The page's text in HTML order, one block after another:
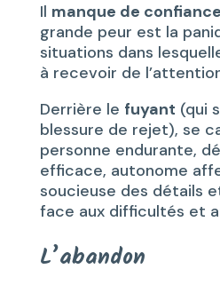
Il manque de confiance
grande peur est la
situations dans
à recevoir de
Derrière le fuyant (qui
blessure de rejet), se
personne endurante,
efficace, autonome
soucieuse des détails
face aux difficultés et
L’abandon